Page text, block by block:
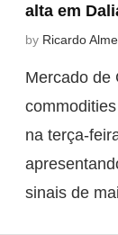
alta em
by Ricardo
Mercado de
na terça-
sinais de